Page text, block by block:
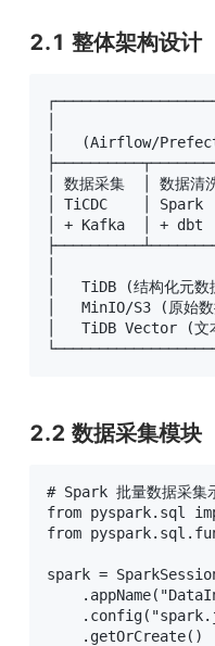
2.1 整体架构设计
│
│   (Airflow/
│ 数据采集  │ 数据
│ TiCDC    │
│ + Kafka  │ +
│
│   TiDB (结构化
│   MinIO/S3 (原
│   TiDB Vector (
2.2 数据采集模块
# Spark 批量数据采集
from pyspark.sql
from
spark =
    .getOrCreate()